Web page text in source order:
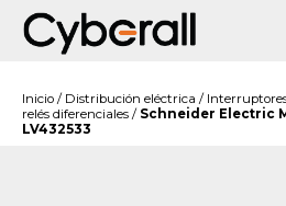
Inicio / Distribución eléctrica /
relés diferenciales / Schneider Electric
LV432533